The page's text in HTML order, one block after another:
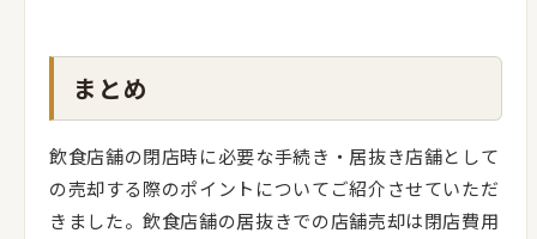
まとめ
飲食店舗の閉店時に必要な手続き・居抜き店舗として
の売却する際のポイントについてご紹介させていただ
きました。飲食店舗の居抜きでの店舗売却は閉店費用